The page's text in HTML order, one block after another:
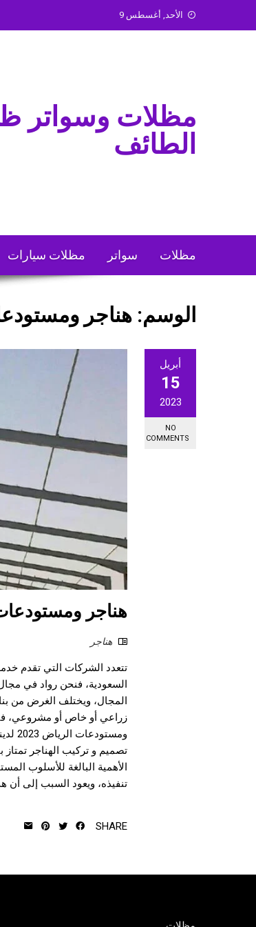
الأحد, أغسطس 9
مظلات وسواتر
الطائف
مظلات سواتر مظلات سيارات
الوسم: هناجر
أبريل
15
2023
NO
COMMENTS
هناجر ومستودعات
هناجر
السعودية، فنحن رواد في
المجال، ويختلف الغرض من
زراعي أو خاص أو مشروعي،
تصميم و تركيب الهناجر
تنفيذه، ويعود السبب إلى أن
SHARE